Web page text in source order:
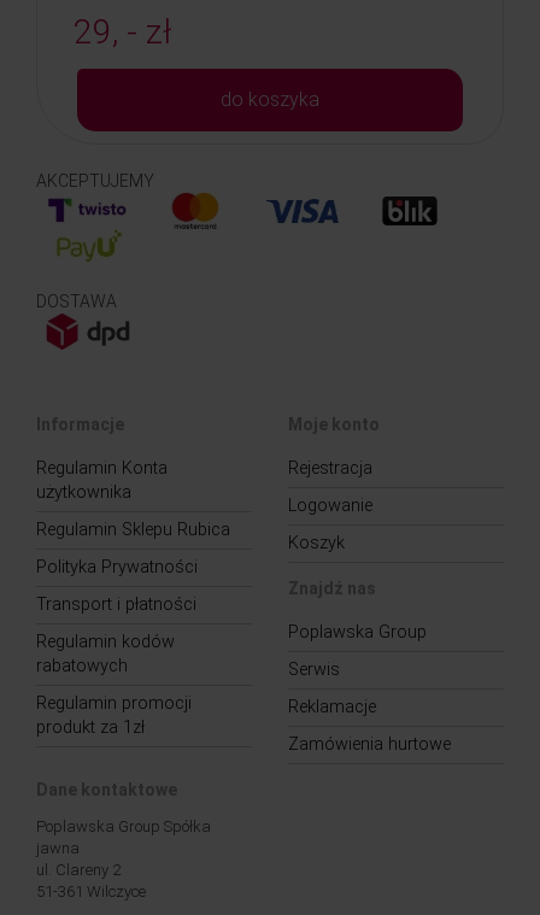
29, - zł
do koszyka
AKCEPTUJEMY
DOSTAWA
Informacje
Regulamin Konta
użytkownika
Regulamin Sklepu Rubica
Polityka Prywatności
Transport i płatności
Regulamin kodów
rabatowych
Regulamin promocji
produkt za 1zł
Moje konto
Rejestracja
Logowanie
Koszyk
Znajdź nas
Poplawska Group
Serwis
Reklamacje
Zamówienia hurtowe
Dane kontaktowe
Poplawska Group Spółka
jawna
ul. Clareny 2
51-361 Wilczyce